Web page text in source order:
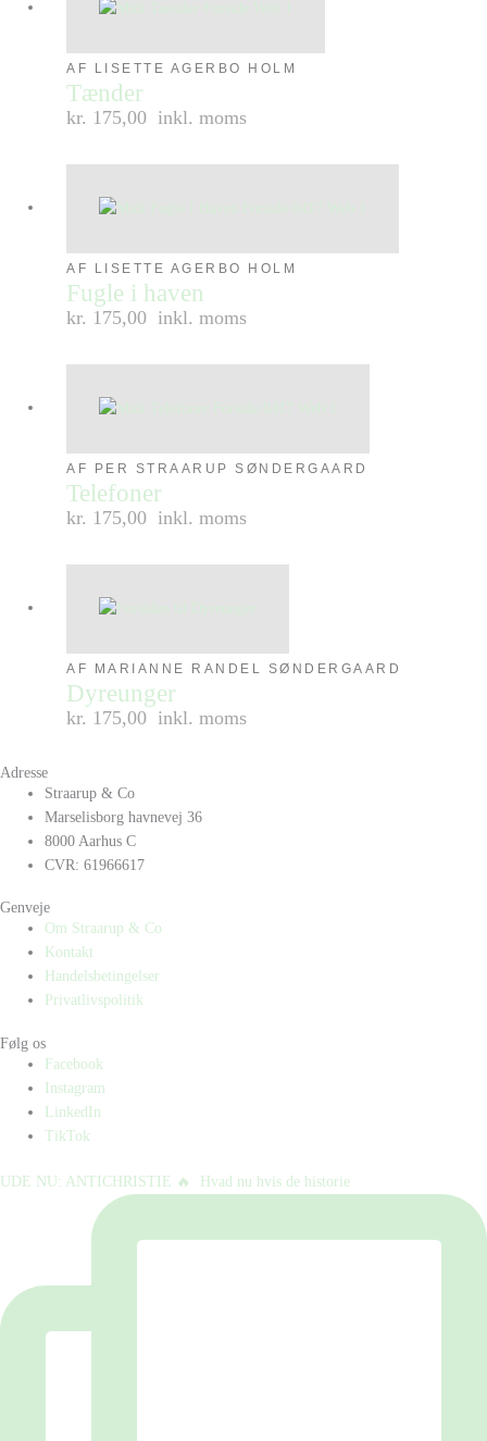
AF LISETTE AGERBO HOLM
Tænder
kr. 175,00 inkl. moms
AF LISETTE AGERBO HOLM
Fugle i haven
kr. 175,00 inkl. moms
AF PER STRAARUP SØNDERGAARD
Telefoner
kr. 175,00 inkl. moms
AF MARIANNE RANDEL SØNDERGAARD
Dyreunger
kr. 175,00 inkl. moms
Adresse
Straarup & Co
Marselisborg havnevej 36
8000 Aarhus C
CVR: 61966617
Genveje
Om Straarup & Co
Kontakt
Handelsbetingelser
Privatlivspolitik
Følg os
Facebook
Instagram
LinkedIn
TikTok
UDE NU: ANTICHRISTIE 🔥⁠ ⁠ Hvad nu hvis de historie